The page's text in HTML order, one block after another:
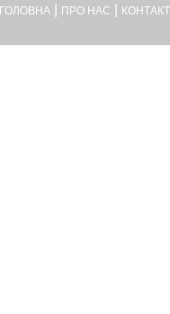
ГОЛОВНА ПРО НАС